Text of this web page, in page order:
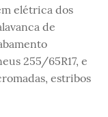
elétrica dos
de
255/65R17, e
estribos